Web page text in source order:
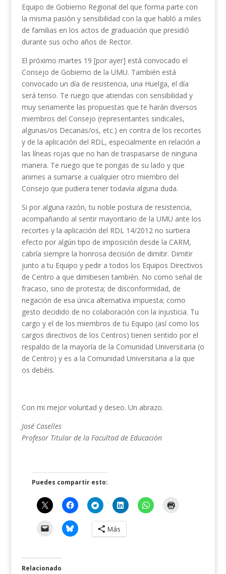
Equipo de Gobierno Regional del que forma parte con
la misma pasión y sensibilidad con la que habló a miles
de familias en los actos de graduación que presidió
durante sus ocho años de Rector.
El próximo martes 19 [por ayer] está convocado el
Consejo de Gobierno de la UMU. También está
convocado un día de resistencia, una Huelga, el día
será tenso. Te ruego que atiendas con sensibilidad y
muy seriamente las propuestas que te harán diversos
miembros del Consejo (representantes sindicales,
algunas/os Decanas/os, etc.) en contra de los recortes
y de la aplicación del RDL, especialmente en relación a
las líneas rojas que no han de traspasarse de ninguna
manera. Te ruego que te pongas de su lado y que
animes a sumarse a cualquier otro miembro del
Consejo que pudiera tener todavía alguna duda.
Si por alguna razón, tu noble postura de resistencia,
acompañando al sentir mayoritario de la UMU ante los
recortes y la aplicación del RDL 14/2012 no surtiera
efecto por algún tipo de imposición desde la CARM,
cabría siempre la honrosa decisión de dimitir. Dimitir
junto a tu Equipo y pedir a todos los Equipos Directivos
de Centro a que dimitiesen también. No como señal de
fracaso, sino de protesta; de disconformidad, de
negación de esa única alternativa impuesta; como
gesto decidido de no colaboración con la injusticia. Tu
cargo y el de los miembros de tu Equipo (así como los
cargos directivos de los Centros) tienen sentido por el
respaldo de la mayoría de la Comunidad Universitaria (o
de Centro) y es a la Comunidad Universitaria a la que
os debéis.
Con mi mejor voluntad y deseo. Un abrazo.
José Caselles
Profesor Titular de la Facultad de Educación
Puedes compartir esto:
Más
Relacionado